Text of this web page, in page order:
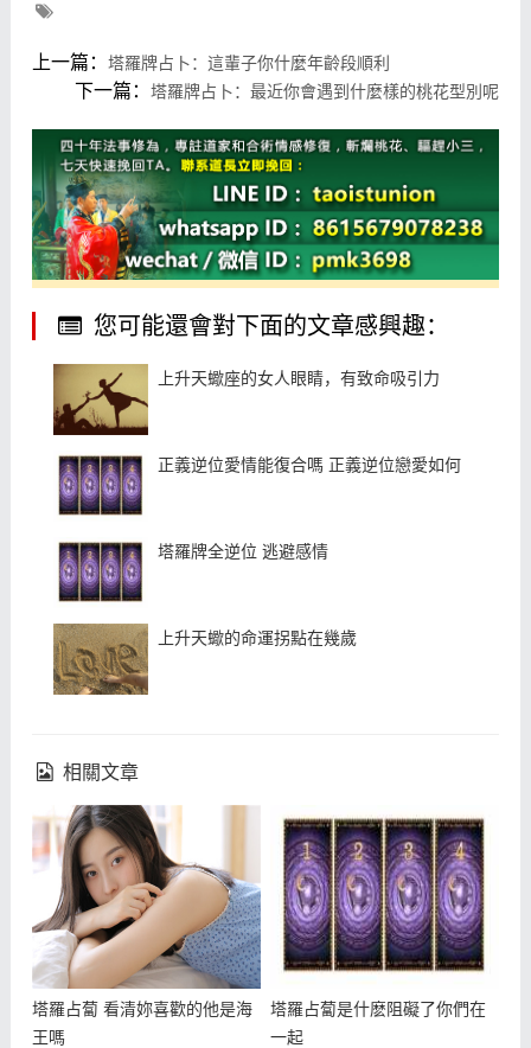
上一篇： 塔羅牌占卜：這輩子你什麼年齡段順利
下一篇：塔羅牌占卜：最近你會遇到什麼樣的桃花型別呢
您可能還會對下面的文章感興趣：
上升天蠍座的女人眼睛，有致命吸引力
正義逆位愛情能復合嗎 正義逆位戀愛如何
塔羅牌全逆位 逃避感情
上升天蠍的命運拐點在幾歲
相關文章
塔羅占蔔 看清妳喜歡的他是海
王嗎
塔羅占蔔是什麽阻礙了你們在
一起